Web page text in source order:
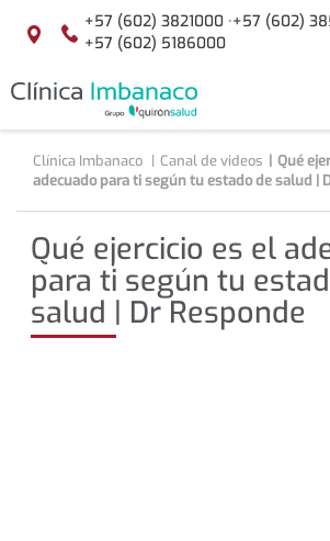
Saltar al contenido
Localización
+57 (602) 3821000 ·+57 (602)
+57 (602) 5186000
Clínica Imbanaco Canal de videos
Qué
adecuado para ti según tu estado de salud |
Qué ejercicio es el
para ti según tu
salud | Dr Responde